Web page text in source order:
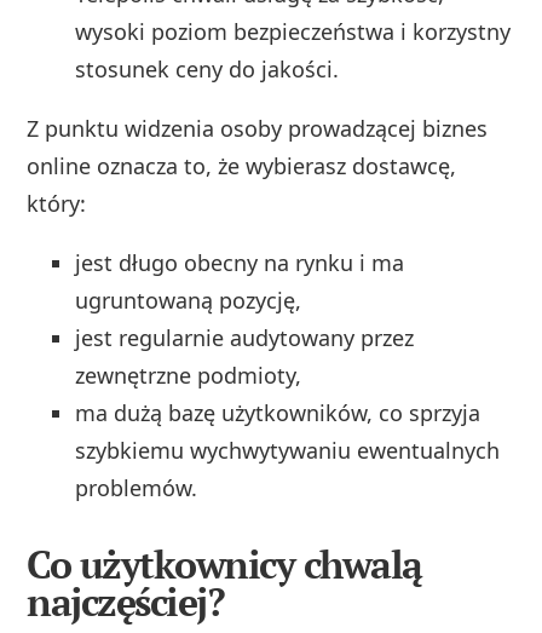
wysoki poziom bezpieczeństwa i korzystny
stosunek ceny do jakości.
Z punktu widzenia osoby prowadzącej biznes
online oznacza to, że wybierasz dostawcę,
który:
jest długo obecny na rynku i ma
ugruntowaną pozycję,
jest regularnie audytowany przez
zewnętrzne podmioty,
ma dużą bazę użytkowników, co sprzyja
szybkiemu wychwytywaniu ewentualnych
problemów.
Co użytkownicy chwalą
najczęściej?